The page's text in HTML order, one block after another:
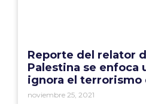
Reporte del relator
Palestina se enfoca
ignora el terrorismo
noviembre 25, 2021